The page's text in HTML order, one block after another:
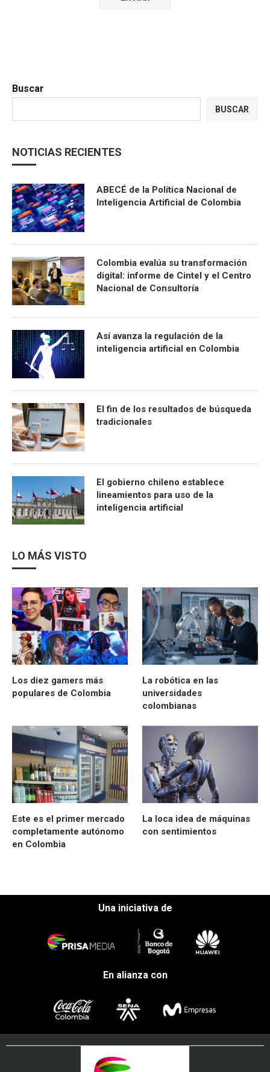
Buscar
BUSCAR
NOTICIAS RECIENTES
ABECÉ de la Política Nacional de
Inteligencia Artificial de Colombia
Colombia evalúa su transformación
digital: informe de Cintel y el Centro
Nacional de Consultoría
Así avanza la regulación de la
inteligencia artificial en Colombia
El fin de los resultados de búsqueda
tradicionales
El gobierno chileno establece
lineamientos para uso de la
inteligencia artificial
LO MÁS VISTO
Los diez gamers más
populares de Colombia
La robótica en las
universidades
colombianas
Este es el primer mercado
completamente autónomo
en Colombia
La loca idea de máquinas
con sentimientos
Una iniciativa de
En alianza con